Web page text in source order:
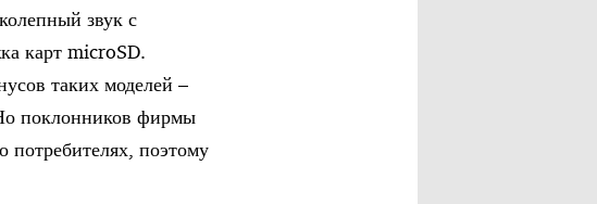
звук с
карт microSD.
таких моделей –
поклонников фирмы
потребителях, поэтому